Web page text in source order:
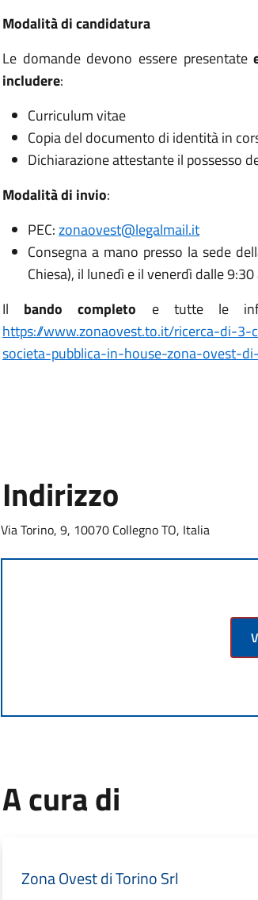
Modalità di candidatura
Le domande devono essere presentate
includere:
Curriculum vitae
Copia del documento di identità in
Dichiarazione attestante il possesso
Modalità di invio:
PEC:zonaovest@legalmail.it
Consegna a mano presso la sede
Chiesa), il lunedì e il venerdì dalle
Il bando completo e tutte le
https://www.zonaovest.to.it/ricerca-di-
societa-pubblica-in-house-zona-ovest-
Indirizzo
Via Torino, 9, 10070 Collegno TO, Italia
A cura di
Zona Ovest di Torino Srl